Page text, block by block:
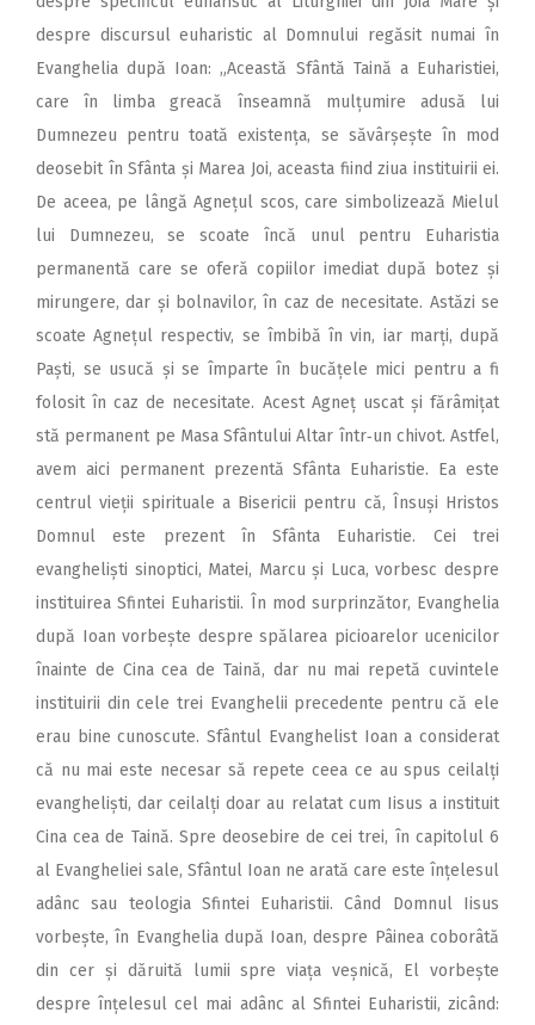
despre discursul euharistic al Domnului regăsit numai în
Evanghelia după Ioan: „Această Sfântă Taină a Euharistiei,
care în limba greacă înseamnă mulțumire adusă lui
Dumnezeu pentru toată existența, se săvârșește în mod
deosebit în Sfânta și Marea Joi, aceasta fiind ziua instituirii ei.
De aceea, pe lângă Agnețul scos, care simbolizează Mielul
lui Dumnezeu, se scoate încă unul pentru Euharistia
permanentă care se oferă copiilor imediat după botez și
mirungere, dar și bolnavilor, în caz de necesitate. Astăzi se
scoate Agnețul respectiv, se îmbibă în vin, iar marți, după
Paști, se usucă și se împarte în bucățele mici pentru a fi
folosit în caz de necesitate. Acest Agneț uscat și fărâmițat
stă permanent pe Masa Sfântului Altar într‑un chivot. Astfel,
avem aici permanent prezentă Sfânta Euharistie. Ea este
centrul vieții spirituale a Bisericii pentru că, Însuși Hristos
Domnul este prezent în Sfânta Euharistie. Cei trei
evangheliști sinoptici, Matei, Marcu și Luca, vorbesc despre
instituirea Sfintei Euharistii. În mod surprinzător, Evanghelia
după Ioan vorbește despre spălarea picioarelor ucenicilor
înainte de Cina cea de Taină, dar nu mai repetă cuvintele
instituirii din cele trei Evanghelii precedente pentru că ele
erau bine cunoscute. Sfântul Evanghelist Ioan a considerat
că nu mai este necesar să repete ceea ce au spus ceilalți
evangheliști, dar ceilalți doar au relatat cum Iisus a instituit
Cina cea de Taină. Spre deosebire de cei trei, în capitolul 6
al Evangheliei sale, Sfântul Ioan ne arată care este înțelesul
adânc sau teologia Sfintei Euharistii. Când Domnul Iisus
vorbește, în Evanghelia după Ioan, despre Pâinea coborâtă
din cer și dăruită lumii spre viața veșnică, El vorbește
despre înțelesul cel mai adânc al Sfintei Euharistii, zicând: